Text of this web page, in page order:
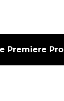
Premiere Pro